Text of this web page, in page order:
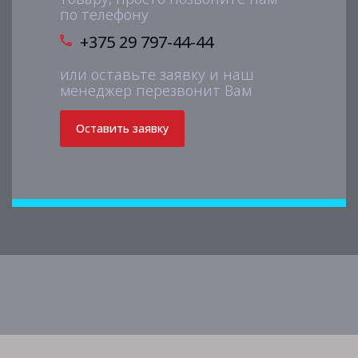
по телефону
+375 29 797-44-44
или оставьте заявку и наш
менеджер перезвонит Вам
Оставить заявку